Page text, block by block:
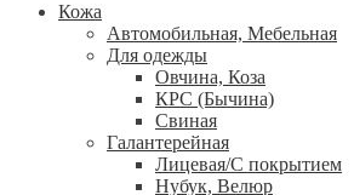
Кожа
Автомобильная, Мебельная
Для одежды
Овчина, Коза
КРС (Бычина)
Свиная
Галантерейная
Лицевая/С покрытием
Нубук, Велюр